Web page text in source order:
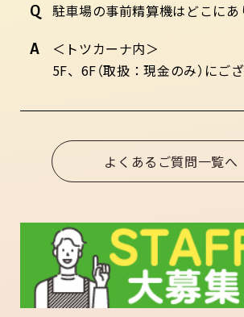
駐車場の事前精算機はどこにあ
＜トツカーナ内＞
5F、6F（取扱：現金のみ）にござ
よくあるご質問一覧へ